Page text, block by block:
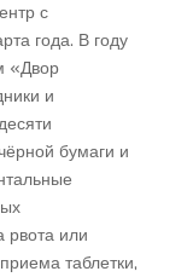
с
года. В году
«Двор
и
бумаги и
рвота или
таблетки,